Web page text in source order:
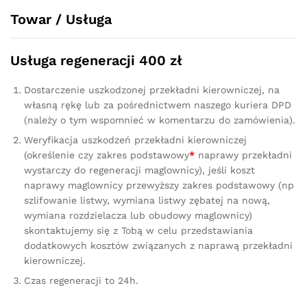
quantity
Towar / Usługa
Usługa regeneracji 400 zł
Dostarczenie uszkodzonej przekładni kierowniczej, na
własną rękę lub za pośrednictwem naszego kuriera DPD
(należy o tym wspomnieć w komentarzu do zamówienia).
Weryfikacja uszkodzeń przekładni kierowniczej
(określenie czy zakres podstawowy* naprawy przekładni
wystarczy do regeneracji maglownicy), jeśli koszt
naprawy maglownicy przewyższy zakres podstawowy (np
szlifowanie listwy, wymiana listwy zębatej na nową,
wymiana rozdzielacza lub obudowy maglownicy)
skontaktujemy się z Tobą w celu przedstawiania
dodatkowych kosztów związanych z naprawą przekładni
kierowniczej.
Czas regeneracji to 24h.